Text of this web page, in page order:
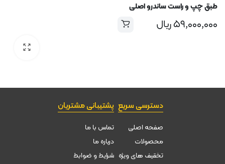
طبق چپ و راست ساندرو اصلی
۵۹,۰۰۰,۰۰۰ریال
دسترسی سریع
صفحه اصلی
محصولات
تخقیف های ویژه
پشتیبانی مشتریان
تماس با ما
درباره ما
شرایط و ضوابط